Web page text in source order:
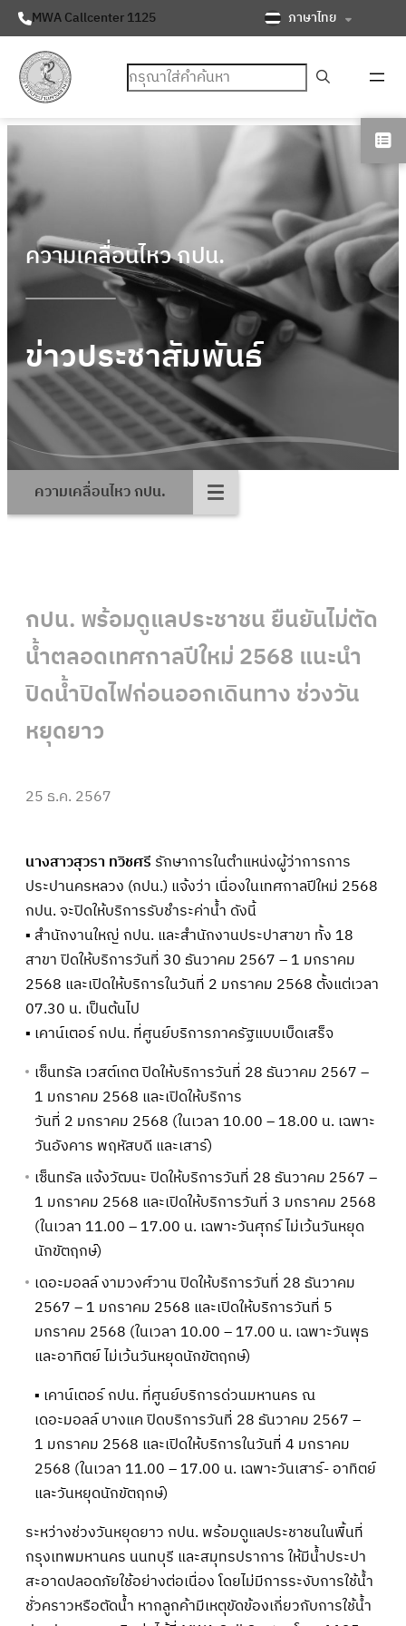
MWA Callcenter 1125 ภาษาไทย
ค้นหา
ความเคลื่อนไหว กปน.
ข่าวประชาสัมพันธ์
ความเคลื่อนไหว กปน.
กปน. พร้อมดูแลประชาชน ยืนยันไม่ตัด
น้ำตลอดเทศกาลปีใหม่ 2568 แนะนำ
ปิดน้ำปิดไฟก่อนออกเดินทาง ช่วงวัน
หยุดยาว
25 ธ.ค. 2567
นางสาวสุวรา ทวิชศรี รักษาการในตำแหน่งผู้ว่าการการ
ประปานครหลวง (กปน.) แจ้งว่า เนื่องในเทศกาลปีใหม่ 2568
กปน. จะปิดให้บริการรับชำระค่าน้ำ ดังนี้
▪ สำนักงานใหญ่ กปน. และสำนักงานประปาสาขา ทั้ง 18
สาขา ปิดให้บริการวันที่ 30 ธันวาคม 2567 – 1 มกราคม
2568 และเปิดให้บริการในวันที่ 2 มกราคม 2568 ตั้งแต่เวลา
07.30 น. เป็นต้นไป
▪ เคาน์เตอร์ กปน. ที่ศูนย์บริการภาครัฐแบบเบ็ดเสร็จ
เซ็นทรัล เวสต์เกต ปิดให้บริการวันที่ 28 ธันวาคม 2567 –
1 มกราคม 2568 และเปิดให้บริการ
วันที่ 2 มกราคม 2568 (ในเวลา 10.00 – 18.00 น. เฉพาะ
วันอังคาร พฤหัสบดี และเสาร์)
เซ็นทรัล แจ้งวัฒนะ ปิดให้บริการวันที่ 28 ธันวาคม 2567 –
1 มกราคม 2568 และเปิดให้บริการวันที่ 3 มกราคม 2568
(ในเวลา 11.00 – 17.00 น. เฉพาะวันศุกร์ ไม่เว้นวันหยุด
นักขัตฤกษ์)
เดอะมอลล์ งามวงศ์วาน ปิดให้บริการวันที่ 28 ธันวาคม
2567 – 1 มกราคม 2568 และเปิดให้บริการวันที่ 5
มกราคม 2568 (ในเวลา 10.00 – 17.00 น. เฉพาะวันพุธ
และอาทิตย์ ไม่เว้นวันหยุดนักขัตฤกษ์)
▪ เคาน์เตอร์ กปน. ที่ศูนย์บริการด่วนมหานคร ณ
เดอะมอลล์ บางแค ปิดบริการวันที่ 28 ธันวาคม 2567 –
1 มกราคม 2568 และเปิดให้บริการในวันที่ 4 มกราคม
2568 (ในเวลา 11.00 – 17.00 น. เฉพาะวันเสาร์- อาทิตย์
และวันหยุดนักขัตฤกษ์)
ระหว่างช่วงวันหยุดยาว กปน. พร้อมดูแลประชาชนในพื้นที่
กรุงเทพมหานคร นนทบุรี และสมุทรปราการ ให้มีน้ำประปา
สะอาดปลอดภัยใช้อย่างต่อเนื่อง โดยไม่มีการระงับการใช้น้ำ
ชั่วคราวหรือตัดน้ำ หากลูกค้ามีเหตุขัดข้องเกี่ยวกับการใช้น้ำ